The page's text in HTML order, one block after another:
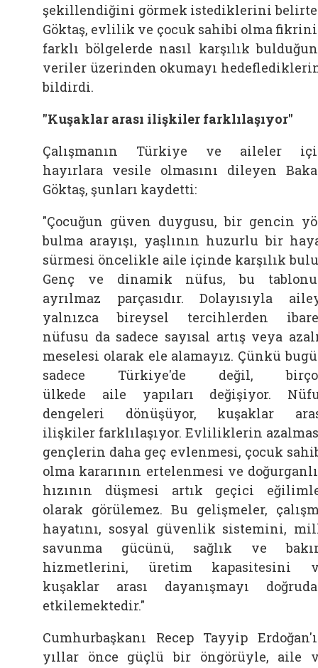
şekillendiğini görmek istediklerini
Göktaş, evlilik ve çocuk sahibi olma
farklı bölgelerde nasıl karşılık
veriler üzerinden okumayı
bildirdi.
"Kuşaklar arası ilişkiler farklılaşıyor"
Çalışmanın Türkiye ve aileler
hayırlara vesile olmasını dileyen
Göktaş, şunları kaydetti:
"Çocuğun güven duygusu, bir gencin
bulma arayışı, yaşlının huzurlu bir
sürmesi öncelikle aile içinde karşılık
Genç ve dinamik nüfus, bu
ayrılmaz parçasıdır. Dolayısıyla
yalnızca bireysel tercihlerden
nüfusu da sadece sayısal artış veya
meselesi olarak ele alamayız. Çünkü
sadece Türkiye'de değil,
ülkede
aile
yapıları değişiyor.
dengeleri dönüşüyor, kuşaklar
ilişkiler farklılaşıyor. Evliliklerin
gençlerin daha geç evlenmesi, çocuk
olma kararının ertelenmesi ve
hızının düşmesi artık geçici
olarak görülemez. Bu gelişmeler,
hayatını, sosyal güvenlik sistemini,
savunma gücünü, sağlık ve
hizmetlerini, üretim kapasitesini
kuşaklar arası dayanışmayı
etkilemektedir."
Cumhurbaşkanı Recep Tayyip
yıllar önce güçlü bir öngörüyle, aile